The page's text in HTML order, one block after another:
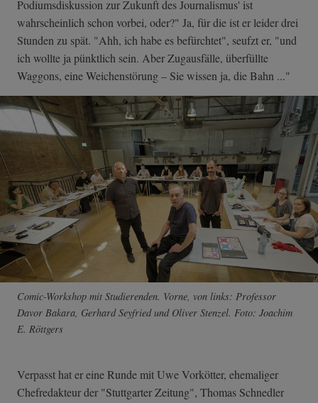
Podiumsdiskussion zur Zukunft des Journalismus' ist
wahrscheinlich schon vorbei, oder?" Ja, für die ist er leider drei
Stunden zu spät. "Ahh, ich habe es befürchtet", seufzt er, "und
ich wollte ja pünktlich sein. Aber Zugausfälle, überfüllte
Waggons, eine Weichenstörung – Sie wissen ja, die Bahn ..."
Comic-Workshop mit Studierenden. Vorne, von links: Professor
Davor Bakara, Gerhard Seyfried und Oliver Stenzel. Foto: Joachim
E. Röttgers
Verpasst hat er eine Runde mit Uwe Vorkötter, ehemaliger
Chefredakteur der "Stuttgarter Zeitung", Thomas Schnedler